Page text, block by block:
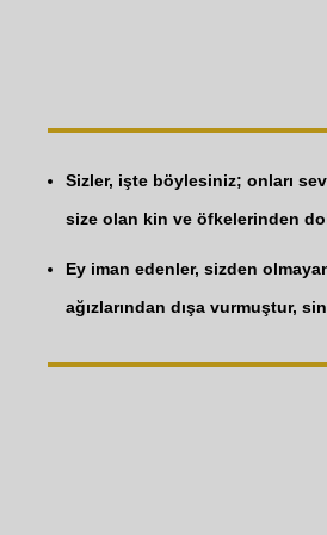
Sizler, işte böylesiniz; onları
size olan kin ve öfkelerinden
Ey iman edenler, sizden
ağızlarından dışa vurmuştur,